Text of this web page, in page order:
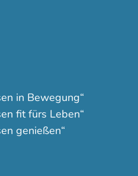
in Bewegung“
fit fürs Leben“
genießen“